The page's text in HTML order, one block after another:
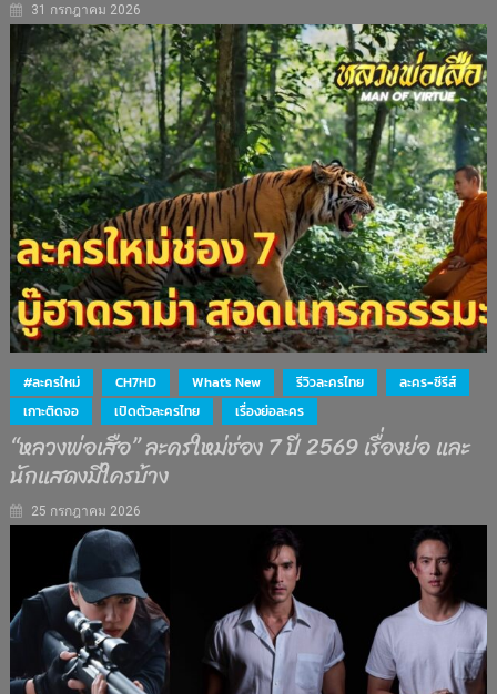
31 กรกฎาคม 2026
#ละครใหม่ CH7HD What's New รีวิวละครไทย
ละคร-ซีรีส์
เกาะติดจอ
เปิดตัวละครไทย เรื่องย่อละคร
“หลวงพ่อเสือ” ละครใหม่ช่อง 7 ปี 2569 เรื่องย่อ และ
นักแสดงมีใครบ้าง
25 กรกฎาคม 2026